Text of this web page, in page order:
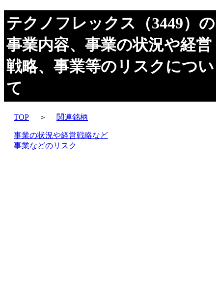
テクノフレックス（3449）の
事業内容、事業の状況や経営
戦略、事業等のリスクについ
て
TOP ＞ 関連銘柄
事業の状況や経営戦略など
事業などのリスク